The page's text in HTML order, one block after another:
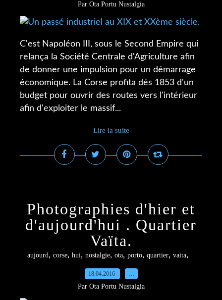
Par Ota Portu Nustalgia
C'est Napoléon III, sous le Second Empire qui
relança la Société Centrale d'Agriculture afin
de donner une impulsion pour un démarrage
économique. La Corse profita dés 1853 d'un
budget pour ouvrir des routes vers l'intérieur
afin d'exploiter le massif...
Lire la suite
Photographies d'hier et
d'aujourd'hui . Quartier
Vaïta.
aujourd, corse, hui, nostalgie, ota, porto, quartier, vaita,
18.04.2016 …
Par Ota Portu Nustalgia